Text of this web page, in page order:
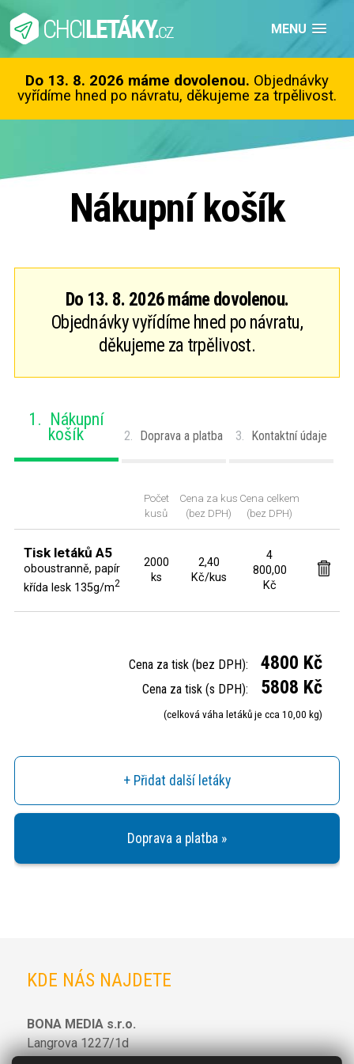
MENU
Do 13. 8. 2026 máme dovolenou. Objednávky
vyřídíme hned po návratu, děkujeme za trpělivost.
Nákupní košík
Do 13. 8. 2026 máme dovolenou.
Objednávky vyřídíme hned po návratu,
děkujeme za trpělivost.
1. Nákupní
košík 2. Doprava a platba 3. Kontaktní údaje
Počet
kusů
Cena za kus
(bez DPH)
Cena celkem
(bez DPH)
Tisk letáků A5
oboustranně, papír
křída lesk 135g/m2
2000
ks
2,40
Kč/kus
4
800,00
Kč
Cena za tisk (bez DPH): 4800 Kč
Cena za tisk (s DPH): 5808 Kč
(celková váha letáků je cca 10,00 kg)
+ Přidat další letáky
Doprava a platba »
KDE NÁS NAJDETE
BONA MEDIA s.r.o.
Langrova 1227/1d